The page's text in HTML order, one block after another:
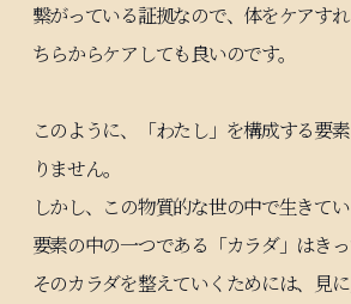
繋がっている証拠なので、体をケアす
ちらからケアしても良いのです。
このように、「わたし」を構成する要
りません。
しかし、この物質的な世の中で生きて
要素の中の一つである「カラダ」はき
そのカラダを整えていくためには、見